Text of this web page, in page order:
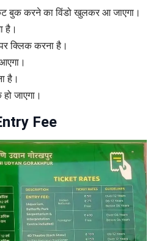
बुक करने का विंडो खुलकर आ जाएगा।
है।
क्लिक करना है।
है।
जाएगा।
Fee